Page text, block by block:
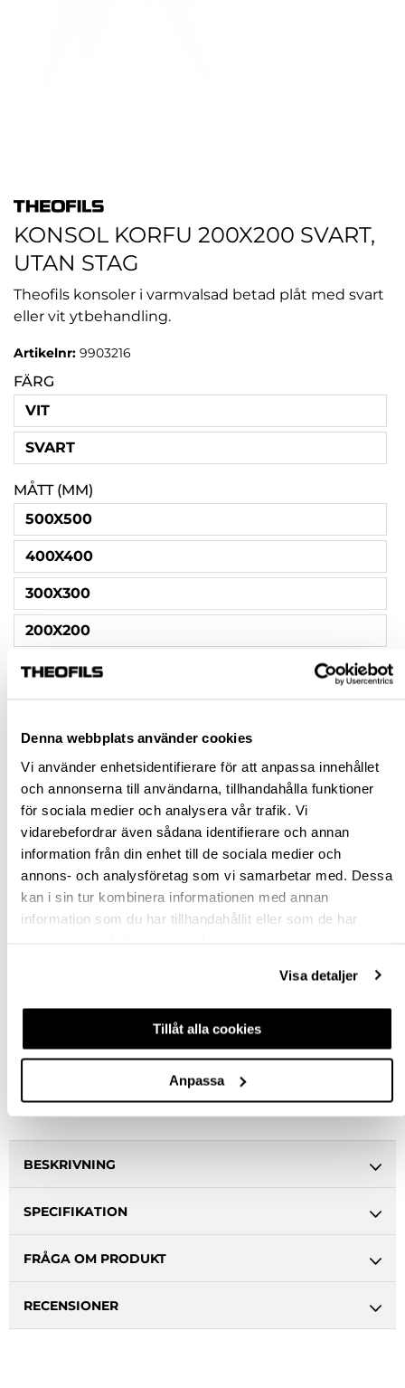
Denna webbplats använder cookies
Vi använder enhetsidentifierare för att anpassa innehållet
och annonserna till användarna, tillhandahålla funktioner
för sociala medier och analysera vår trafik. Vi
vidarebefordrar även sådana identifierare och annan
information från din enhet till de sociala medier och
annons- och analysföretag som vi samarbetar med. Dessa
kan i sin tur kombinera informationen med annan
information som du har tillhandahållit eller som de har
Visa detaljer
Tillåt alla cookies
Anpassa
KONSOL KORFU 200X200 SVART,
UTAN STAG
Theofils konsoler i varmvalsad betad plåt med svart
eller vit ytbehandling.
Artikelnr: 9903216
FÄRG
VIT
SVART
MÅTT (MM)
500X500
400X400
300X300
200X200
Rensa val
348,75 kr
Pris / 1 st: 348,75 kr
st
KÖP
Snabba leveranser
Ledande leverantör i Sverige
BESKRIVNING
SPECIFIKATION
FRÅGA OM PRODUKT
RECENSIONER